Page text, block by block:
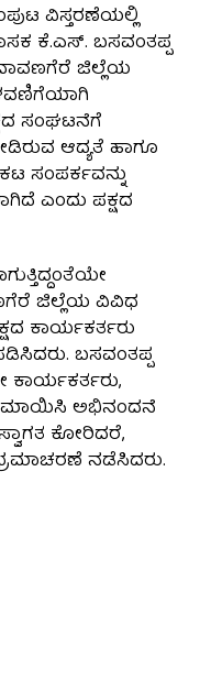
ವಿಸ್ತರಣೆಯಲ್ಲಿ
ಕೆ.ಎಸ್. ಬಸವಂತಪ್ಪ
ಜಿಲ್ಲೆಯ
ಸಂಘಟನೆಗೆ
ಆದ್ಯತೆ ಹಾಗೂ
ಸಂಪರ್ಕವನ್ನು
ಎಂದು ಪಕ್ಷದ
ಜಿಲ್ಲೆಯ ವಿವಿಧ
ಕಾರ್ಯಕರ್ತರು
ಬಸವಂತಪ್ಪ
ಕಾರ್ಯಕರ್ತರು,
ಅಭಿನಂದನೆ
ಕೋರಿದರೆ,
ನಡೆಸಿದರು.